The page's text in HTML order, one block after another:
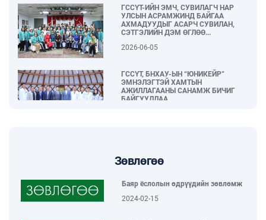
ГССҮТ-ИЙН ЭМЧ, СУВИЛАГЧ НАР
УЛСЫН АСРАМЖИНД БАЙГАА
АХМАДУУДЫГ АСАРЧ СУВИЛАН,
СЭТГЭЛИЙН ДЭМ ӨГЛӨӨ...
2026-06-05
ГССҮТ, БНХАУ-ЫН “ЮНИКЕЙР”
ЭМНЭЛЭГТЭЙ ХАМТЫН
АЖИЛЛАГААНЫ САНАМЖ БИЧИГ
БАЙГУУЛЛАА...
зохион байгуулагдлаа...
Зөвлөгөө
Баяр ёслолын өдрүүдийн зөвлөмж
2024-02-15